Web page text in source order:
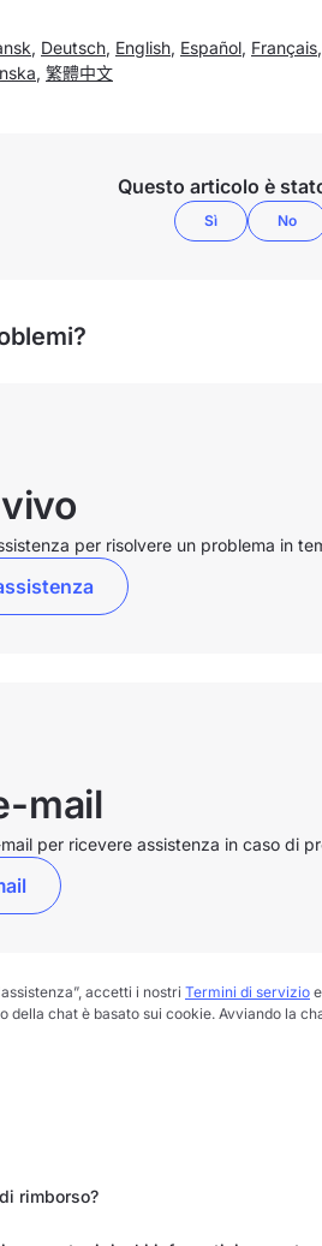
, Deutsch, English, Español, Français
, 繁體中文
Questo articolo è
Sì No
per risolvere un problema in
mail
per ricevere assistenza in caso di
accetti i nostri Termini di servizio
della chat è basato sui cookie. Avviando la
rimborso?